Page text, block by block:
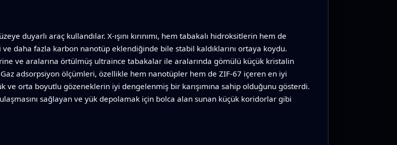
duyarlı araç kullandılar. X-ışını kırınımı, hem tabakalı hidroksitlerin hem de
ve daha fazla karbon nanotüp eklendiğinde bile stabil kaldıklarını ortaya koydu.
ve aralarına örtülmüş ultraince tabakalar ile aralarında gömülü küçük kristalin
Gaz adsorpsiyon ölçümleri, özellikle hem nanotüpler hem de ZIF‑67 içeren en iyi
ve orta boyutlu gözeneklerin iyi dengelenmiş bir karışımına sahip olduğunu gösterdi.
sağlayan ve yük depolamak için bolca alan sunan küçük koridorlar gibi